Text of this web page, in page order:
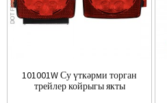
101001W Су үткәрми торган
трейлер койрыгы якты